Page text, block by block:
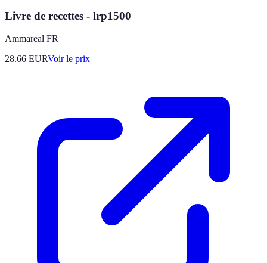
Livre de recettes - lrp1500
Ammareal FR
28.66 EURVoir le prix